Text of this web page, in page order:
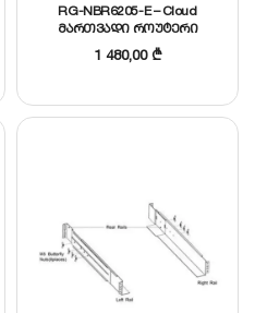
RG-NBR6205-E – Cloud
მართვადი როუტერი
8xGigabit, 2x 1GBase-X SFP
პორტით, 500
1 480,00₾